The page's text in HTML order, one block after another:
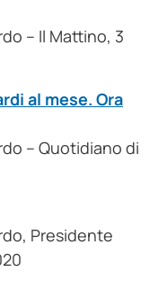
– Il Mattino, 3
al mese. Ora
– Quotidiano di
Presidente